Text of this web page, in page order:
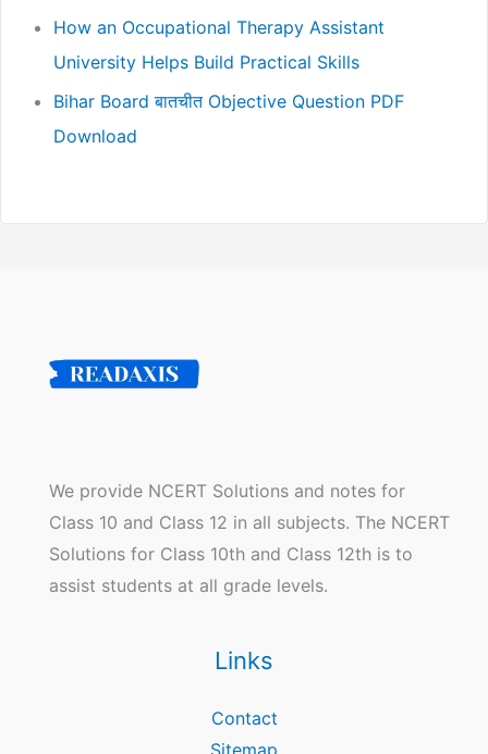
How an Occupational Therapy Assistant
University Helps Build Practical Skills
Bihar Board बातचीत Objective Question PDF
Download
We provide NCERT Solutions and notes for
Class 10 and Class 12 in all subjects. The NCERT
Solutions for Class 10th and Class 12th is to
assist students at all grade levels.
Links
Contact